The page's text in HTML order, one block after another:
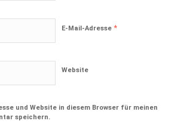
E-Mail-Adresse*
Website
und Website in diesem Browser für meinen
speichern.